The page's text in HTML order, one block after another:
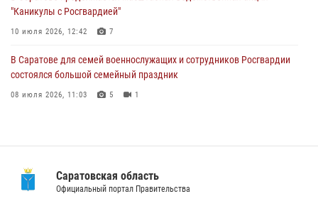
В Саратовской области при содействии спецназа Росгвардии
задержан подозреваемый в незаконном обороте наркотиков
"Каникулы с Росгвардией"
10 июля 2026, 12:42 7
В Саратове для семей военнослужащих и сотрудников Росгвардии
состоялся большой семейный праздник
08 июля 2026, 11:03 5 1
В Саратовской области сотрудники Росгвардии помогли вернуться
Саратовская область
Официальный портал Правительства